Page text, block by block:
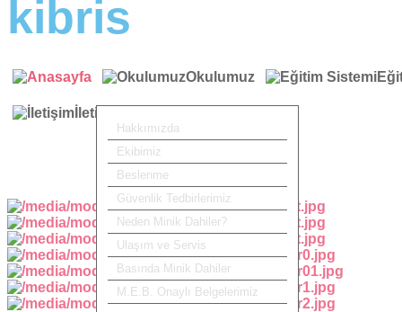
Okulumuz
Hakkımızda
Ekibimiz
Beslenme
Güvenlik Tedbirlerimiz
Neden Minik Dahiler?
Ulaşım ve Servis
Basında Minik Dahiler
M.E.B. Onaylı Belgelerimiz
İletişim